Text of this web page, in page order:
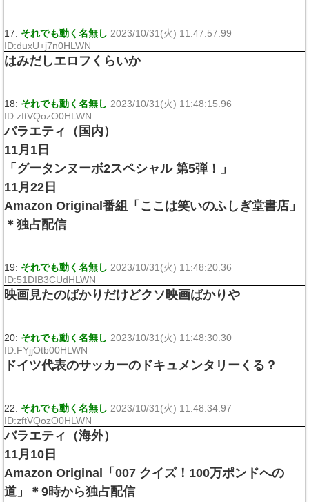
17: それでも動く名無し 2023/10/31(火) 11:47:57.99
ID:duxU+j7n0HLWN
はみだしエロフくらいか
18: それでも動く名無し 2023/10/31(火) 11:48:15.96
ID:zftVQozO0HLWN
バラエティ（国内）
11月1日
「グータンヌーボ2スペシャル 第5弾！」
11月22日
Amazon Original番組「ここは笑いのふしぎ堂書店」
＊独占配信
19: それでも動く名無し 2023/10/31(火) 11:48:20.36
ID:51DIB3CUdHLWN
映画見たのばかりだけどクソ映画ばかりや
20: それでも動く名無し 2023/10/31(火) 11:48:30.30
ID:FYjjOtb00HLWN
ドイツ代表のサッカーのドキュメンタリーくる？
22: それでも動く名無し 2023/10/31(火) 11:48:34.97
ID:zftVQozO0HLWN
バラエティ（海外）
11月10日
Amazon Original「007 クイズ！100万ポンドへの
道」＊9時から独占配信